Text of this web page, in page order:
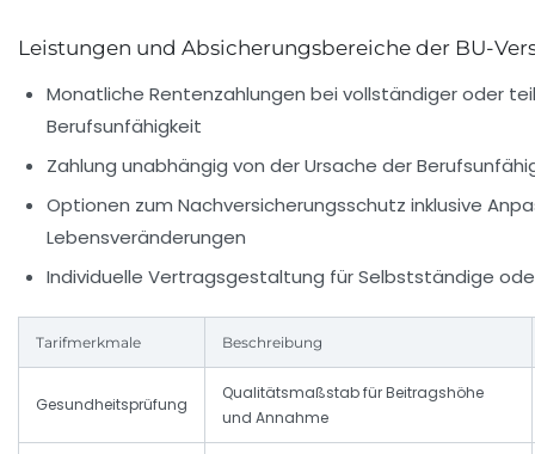
Leistungen und Absicherungsbereiche der BU-
Monatliche Rentenzahlungen bei vollständiger oder
Berufsunfähigkeit
Zahlung unabhängig von der Ursache der
Optionen zum Nachversicherungsschutz inklusive
Lebensveränderungen
Individuelle Vertragsgestaltung für Selbstständige
Tarifmerkmale Beschreibung
Gesundheitsprüfung
Qualitätsmaßstab für Beitragshöhe
und Annahme